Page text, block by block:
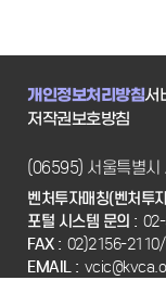
개인정보처리방침서
저작권보호방침
(06595) 서울특별시
벤처투자매칭(벤처투
포털 시스템 문의 :
FAX : 02)2156-
EMAIL :